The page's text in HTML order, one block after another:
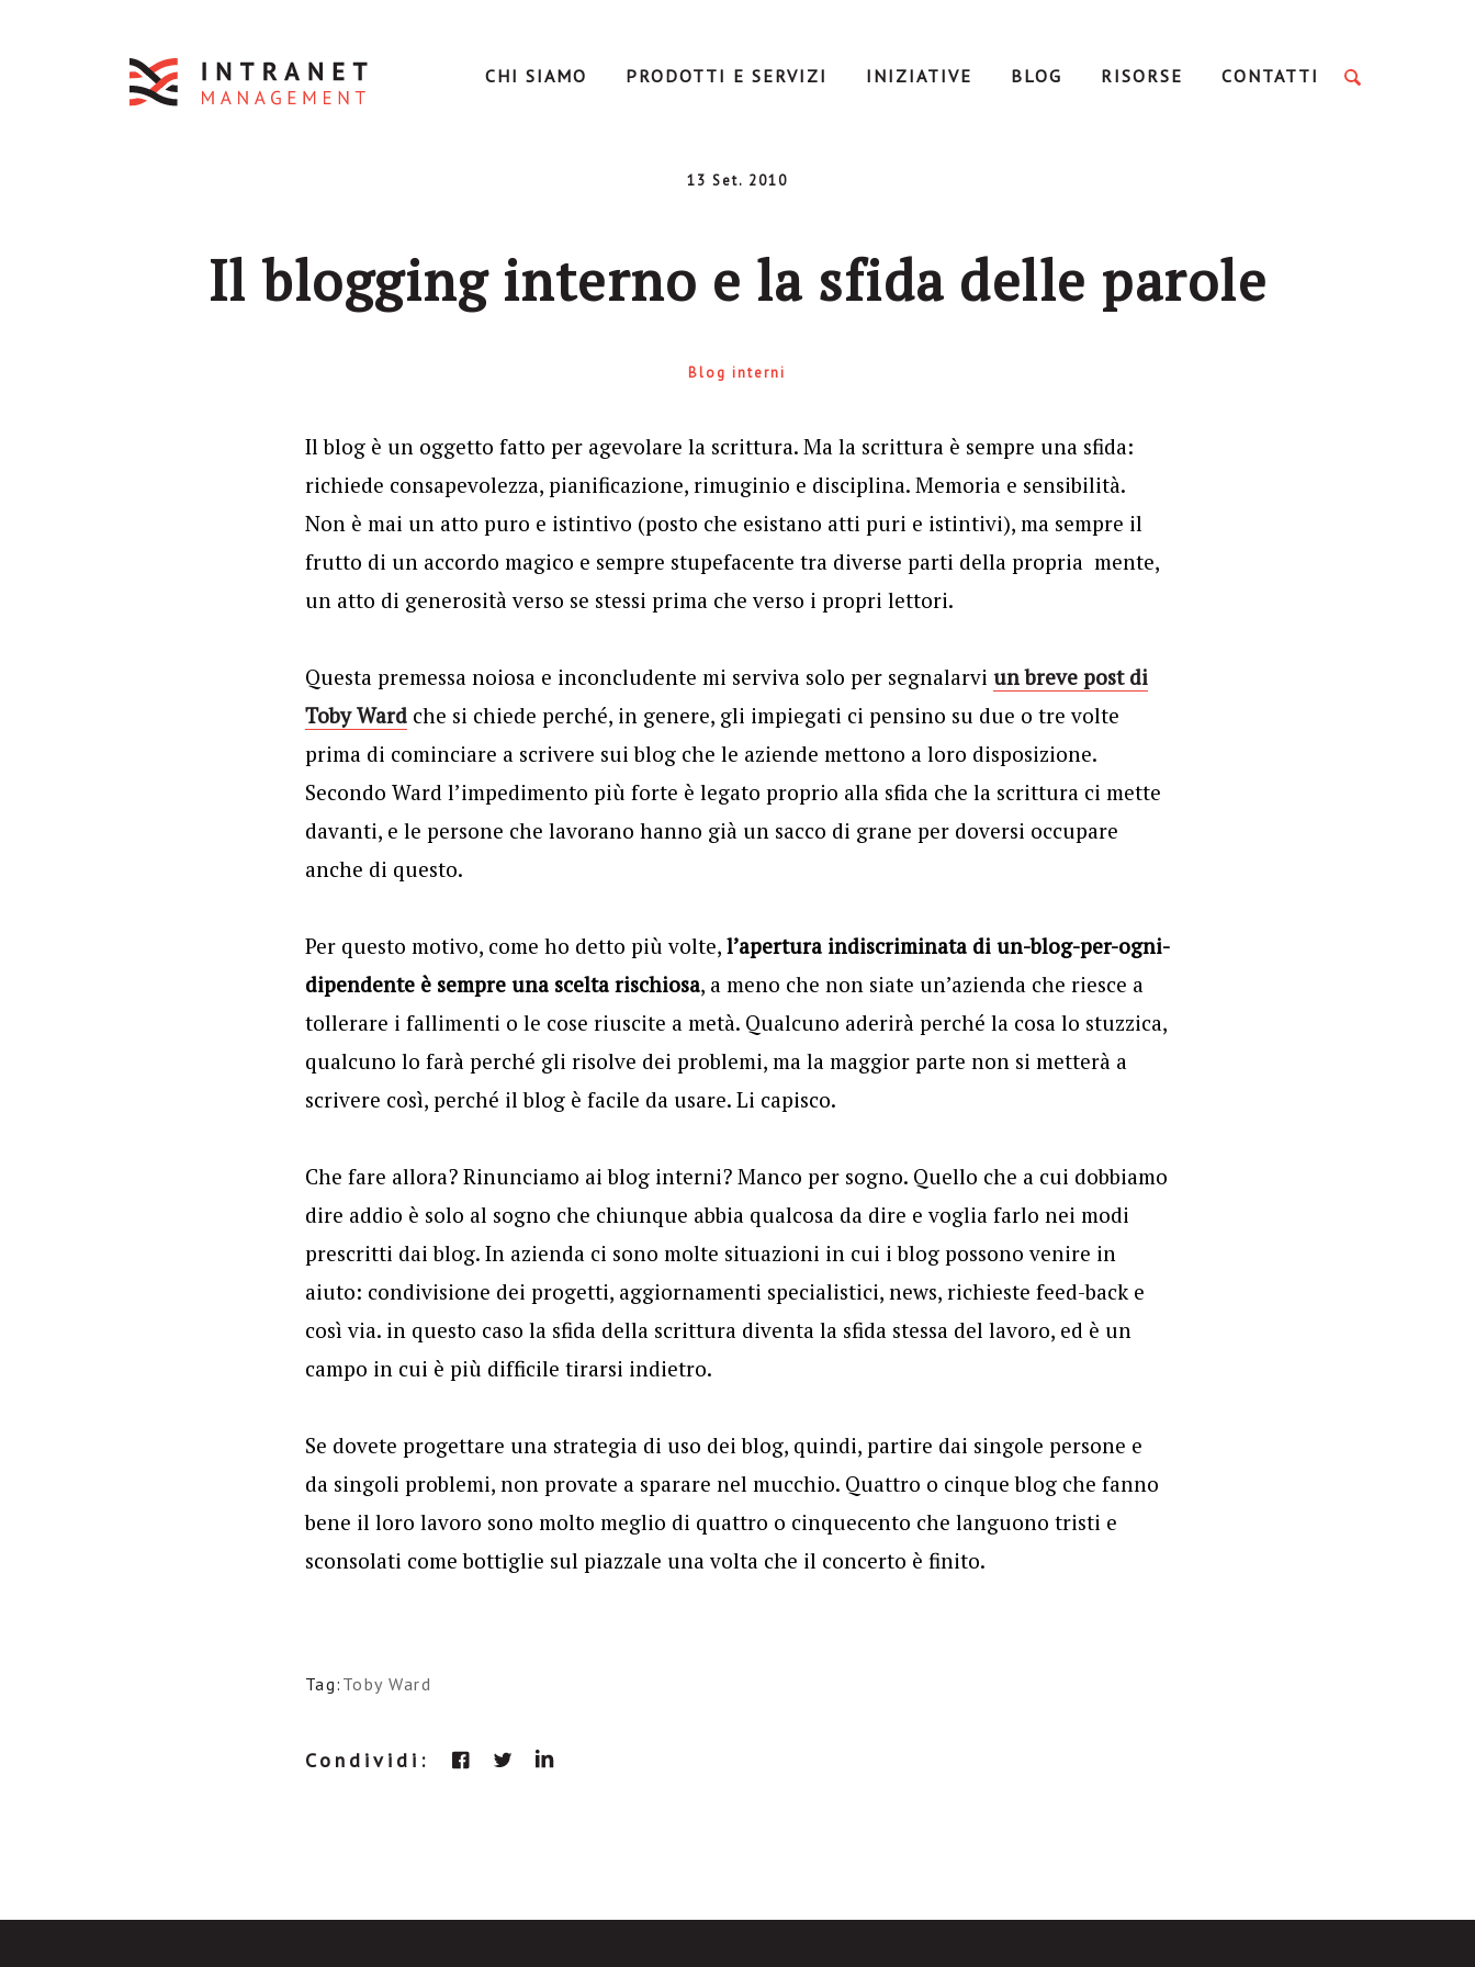
CHI SIAMO PRODOTTI E SERVIZI INIZIATIVE BLOG RISORSE CONTATTI
13 Set. 2010
Il blogging interno e la sfida delle parole
Blog interni
Il blog è un oggetto fatto per agevolare la scrittura. Ma la scrittura è sempre una sfida:
richiede consapevolezza, pianificazione, rimuginio e disciplina. Memoria e sensibilità.
Non è mai un atto puro e istintivo (posto che esistano atti puri e istintivi), ma sempre il
frutto di un accordo magico e sempre stupefacente tra diverse parti della propria mente,
un atto di generosità verso se stessi prima che verso i propri lettori.
Questa premessa noiosa e inconcludente mi serviva solo per segnalarvi un breve post di
Toby Wardche si chiede perché, in genere, gli impiegati ci pensino su due o tre volte
prima di cominciare a scrivere sui blog che le aziende mettono a loro disposizione.
Secondo Ward l’impedimento più forte è legato proprio alla sfida che la scrittura ci mette
davanti, e le persone che lavorano hanno già un sacco di grane per doversi occupare
anche di questo.
Per questo motivo, come ho detto più volte, l’apertura indiscriminata di un-blog-per-ogni-
dipendente è sempre una scelta rischiosa, a meno che non siate un’azienda che riesce a
tollerare i fallimenti o le cose riuscite a metà. Qualcuno aderirà perché la cosa lo stuzzica,
qualcuno lo farà perché gli risolve dei problemi, ma la maggior parte non si metterà a
scrivere così, perché il blog è facile da usare. Li capisco.
Che fare allora? Rinunciamo ai blog interni? Manco per sogno. Quello che a cui dobbiamo
dire addio è solo al sogno che chiunque abbia qualcosa da dire e voglia farlo nei modi
prescritti dai blog. In azienda ci sono molte situazioni in cui i blog possono venire in
aiuto: condivisione dei progetti, aggiornamenti specialistici, news, richieste feed-back e
così via. in questo caso la sfida della scrittura diventa la sfida stessa del lavoro, ed è un
campo in cui è più difficile tirarsi indietro.
Se dovete progettare una strategia di uso dei blog, quindi, partire dai singole persone e
da singoli problemi, non provate a sparare nel mucchio. Quattro o cinque blog che fanno
bene il loro lavoro sono molto meglio di quattro o cinquecento che languono tristi e
sconsolati come bottiglie sul piazzale una volta che il concerto è finito.
Tag: Toby Ward
Condividi: